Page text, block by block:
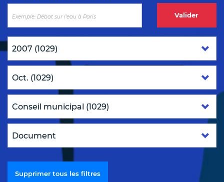
Valider
Supprimer tous les filtres